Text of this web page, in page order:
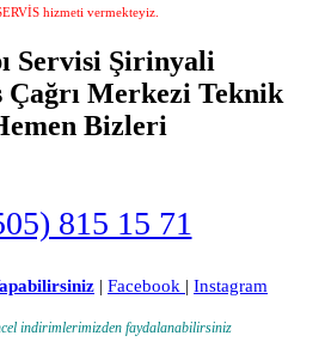
hizmeti vermekteyiz.
Servisi Şirinyali
Çağrı Merkezi Teknik
Bizleri
815 15 71
| Facebook | Instagram
indirimlerimizden faydalanabilirsiniz